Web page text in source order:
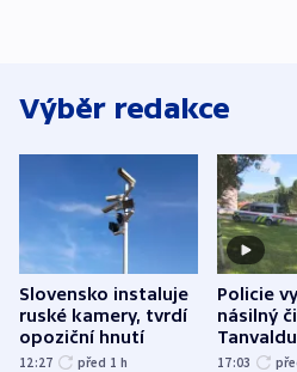
Výběr redakce
Slovensko instaluje
ruské kamery, tvrdí
opoziční hnutí
12:27 před 1 h
Policie
násilný
zranění
17:03